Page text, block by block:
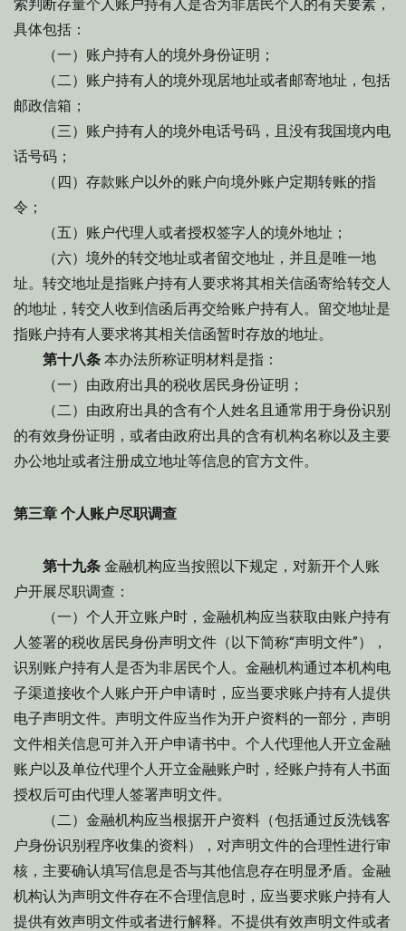
索判断存量个人账户持有人是否为非居民个人的有关要素，
具体包括：
（一）账户持有人的境外身份证明；
（二）账户持有人的境外现居地址或者邮寄地址，包括
邮政信箱；
（三）账户持有人的境外电话号码，且没有我国境内电
话号码；
（四）存款账户以外的账户向境外账户定期转账的指
令；
（五）账户代理人或者授权签字人的境外地址；
（六）境外的转交地址或者留交地址，并且是唯一地
址。转交地址是指账户持有人要求将其相关信函寄给转交人
的地址，转交人收到信函后再交给账户持有人。留交地址是
指账户持有人要求将其相关信函暂时存放的地址。
第十八条 本办法所称证明材料是指：
（一）由政府出具的税收居民身份证明；
（二）由政府出具的含有个人姓名且通常用于身份识别
的有效身份证明，或者由政府出具的含有机构名称以及主要
办公地址或者注册成立地址等信息的官方文件。
第三章 个人账户尽职调查
第十九条 金融机构应当按照以下规定，对新开个人账
户开展尽职调查：
（一）个人开立账户时，金融机构应当获取由账户持有
人签署的税收居民身份声明文件（以下简称“声明文件”），
识别账户持有人是否为非居民个人。金融机构通过本机构电
子渠道接收个人账户开户申请时，应当要求账户持有人提供
电子声明文件。声明文件应当作为开户资料的一部分，声明
文件相关信息可并入开户申请书中。个人代理他人开立金融
账户以及单位代理个人开立金融账户时，经账户持有人书面
授权后可由代理人签署声明文件。
（二）金融机构应当根据开户资料（包括通过反洗钱客
户身份识别程序收集的资料），对声明文件的合理性进行审
核，主要确认填写信息是否与其他信息存在明显矛盾。金融
机构认为声明文件存在不合理信息时，应当要求账户持有人
提供有效声明文件或者进行解释。不提供有效声明文件或者